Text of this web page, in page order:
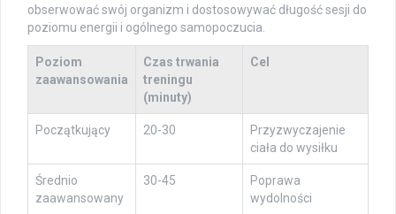
obserwować swój organizm i dostosowywać długość sesji do
poziomu energii i ogólnego samopoczucia.
Poziom
zaawansowania
Czas trwania
treningu
(minuty)
Cel
Początkujący 20-30
Przyzwyczajenie
ciała do wysiłku
Średnio
zaawansowany
30-45
Poprawa
wydolności